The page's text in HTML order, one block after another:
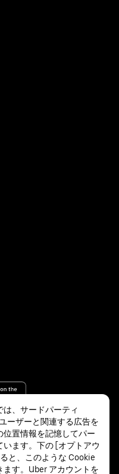
は、サードパーティ
ーザーと関連する広告を
位置情報を記憶してパー
います。下の [オプトアウ
と、このような Cookie
ます。Uber アカウントを